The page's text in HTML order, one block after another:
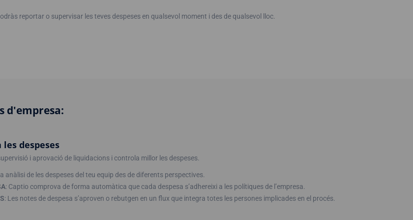
reportar o supervisar les teves despeses en qualsevol moment i des de qualsevol lloc.
d'empresa:
despeses
i aprovació de liquidacions i controla millor les despeses.
anàlisi de les despeses del teu equip des de diferents perspectives.
: Captio comprova de forma automàtica que cada despesa s’adhereixi a les polítiques de l’empresa.
: Les notes de despesa s’aproven o rebutgen en un flux que integra totes les persones implicades en el procés.